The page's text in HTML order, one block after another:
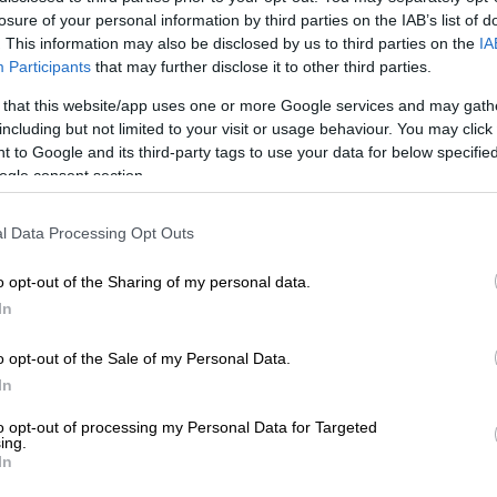
of your personal information by third parties on the IAB’s list of
This information may also be disclosed by us to third parties on the
Participants that may further disclose it to other third parties.
that this website/app uses one or more Google services and may
but not limited to your visit or usage behaviour. You may
to Google and its third-party tags to use your data for below
consent section.
Data Processing Opt Outs
opt-out of the Sharing of my personal data.
opt-out of the Sale of my Personal Data.
opt-out of processing my Personal Data for Targeted
εσπευσμένα στο νοσοκομείο
του νέου πολιτικού φορέα του
ξεκαθάρισε πως
ούτε να συμμετάσχει με
κόμματος
τον Αλέξη Τσίπρα. Τώρα κάτι έγινε και
αρκετές φορές. Δε θα με δείτε σε
θα πρέπει να με ψηφίσουν, αλλά δε θα
αλλά ούτε χωρίς ψήφο
χαρακτηριστικά.